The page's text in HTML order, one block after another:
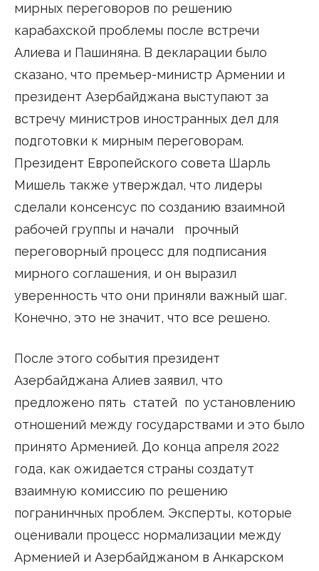
мирных переговоров по решению
карабахской проблемы после встречи
Алиева и Пашиняна. В декларации было
сказано, что премьер-министр Армении и
президент Азербайджана выступают за
встречу министров иностранных дел для
подготовки к мирным переговорам.
Президент Европейского совета Шарль
Мишель также утверждал, что лидеры
сделали консенсус по созданию взаимной
рабочей группы и начали прочный
переговорный процесс для подписания
мирного соглашения, и он выразил
уверенность что они приняли важный шаг.
Конечно, это не значит, что все решено.
После этого события президент
Азербайджана Алиев заявил, что
предложено пять статей по установлению
отношений между государствами и это было
принято Арменией. До конца апреля 2022
года, как ожидается страны создатут
взаимную комиссию по решению
погранинчных проблем. Эксперты, которые
оценивали процесс нормализации между
Арменией и Азербайджаном в Анкарском